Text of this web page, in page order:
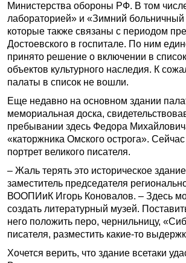
Министерства обороны РФ. В том
лабораторией» и «Зимний больничный
которые также связаны с периодом
Достоевского в госпитале. По ним
принято решение о включении в
объектов культурного наследия. К
палаты в список не вошли.
Еще недавно на основном здании
мемориальная доска,
пребывании здесь Федора
«каторжника Омского острога».
портрет великого писателя.
– Жаль терять это историческое
заместитель председателя
ВООПИиК Игорь Коновалов. – Здесь
создать литературный музей.
него положить перо, чернильницу,
писателя, разместить какие­-то
Хочется верить, что здание все­таки